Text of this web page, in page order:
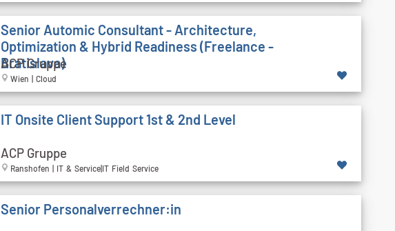
Senior Automic Consultant - Architecture,
Optimization & Hybrid Readiness (Freelance -
Bratislava)
ACP Gruppe
Wien | Cloud
IT Onsite Client Support 1st & 2nd Level
ACP Gruppe
Ranshofen | IT & Service|IT Field Service
Senior Personalverrechner:in